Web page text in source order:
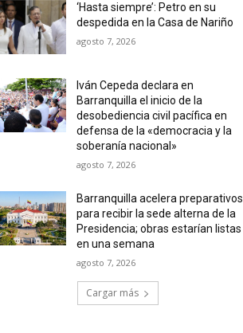
‘Hasta siempre’: Petro en su
despedida en la Casa de Nariño
agosto 7, 2026
Iván Cepeda declara en
Barranquilla el inicio de la
desobediencia civil pacífica en
defensa de la «democracia y la
soberanía nacional»
agosto 7, 2026
Barranquilla acelera preparativos
para recibir la sede alterna de la
Presidencia; obras estarían listas
en una semana
agosto 7, 2026
Cargar más